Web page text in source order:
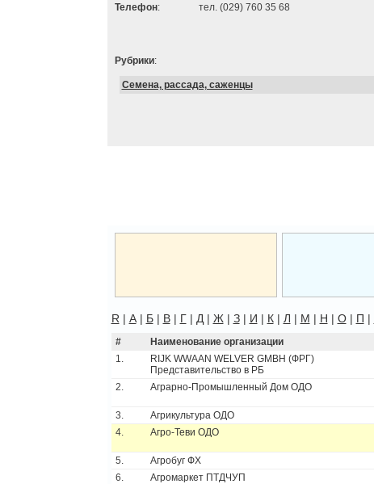
Телефон: тел. (029) 760 35 68
Рубрики:
Семена, рассада, саженцы
R | А| Б| В| Г| Д| Ж| З| И | К| Л | М | Н | О| П |
# Наименование организации
1.
RIJK WWAAN WELVER GMBH (ФРГ)
Представительство в РБ
2. Аграрно-Промышленный Дом ОДО
3. Агрикультура ОДО
4.
Агро-Теви ОДО
5. Агробуг ФХ
6.
Агромаркет ПТДЧУП